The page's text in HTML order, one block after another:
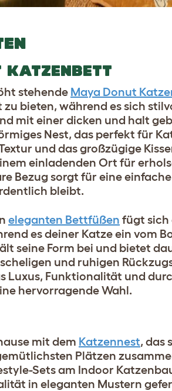
KATZENBETT
stehende Maya Donut
bieten, während es sich
mit einer dicken und halt
Nest, das perfekt für
und das großzügige
einladenden Ort für
Bezug sorgt für eine
bleibt.
eleganten Bettfüßen fügt sich
es deiner Katze ein vom
seine Form bei und bietet
und ruhigen
Luxus, Funktionalität und
hervorragende Wahl.
mit dem Katzennest, das
Plätzen
Sets am Indoor
in eleganten Mustern